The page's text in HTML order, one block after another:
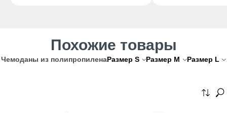
Похожие товары
Чемоданы из полипропиленаРазмерS Размер M Размер L